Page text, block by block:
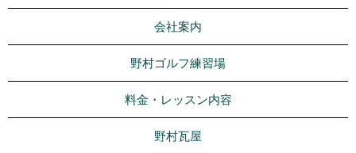
会社案内
野村ゴルフ練習場
料金・レッスン内容
野村瓦屋